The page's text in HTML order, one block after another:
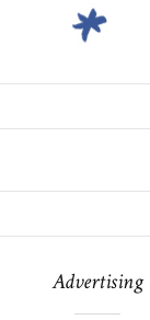
Advertising